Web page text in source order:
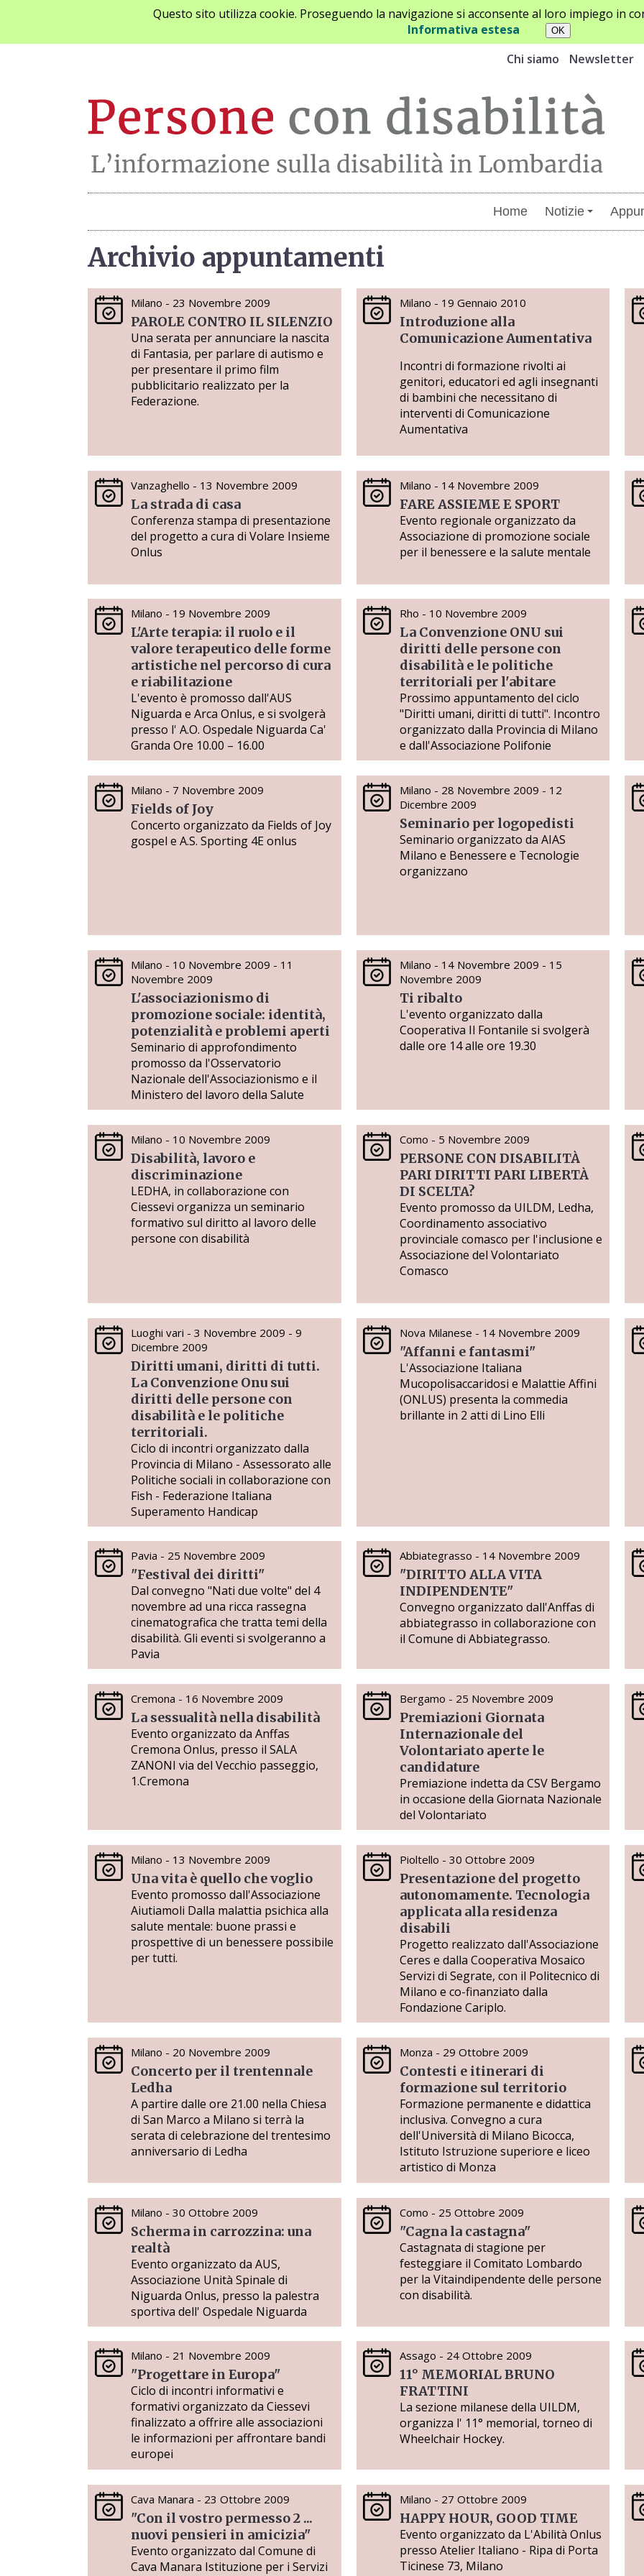
Questo sito utilizza cookie. Proseguendo la navigazione si acconsente al loro impiego in
Informativa estesa
Chi siamo
Newsletter
Home Notizie
Archivio appuntamenti
Milano - 23 Novembre 2009
PAROLE CONTRO IL SILENZIO
Una serata per annunciare la nascita
di Fantasia, per parlare di autismo e
per presentare il primo film
pubblicitario realizzato per la
Federazione.
Milano - 19 Gennaio 2010
Introduzione alla
Comunicazione Aumentativa
Incontri di formazione rivolti ai
genitori, educatori ed agli insegnanti
di bambini che necessitano di
interventi di Comunicazione
Aumentativa
Vanzaghello - 13 Novembre 2009
La strada di casa
Conferenza stampa di presentazione
del progetto a cura di Volare Insieme
Onlus
Milano - 14 Novembre 2009
FARE ASSIEME E SPORT
Evento regionale organizzato da
Associazione di promozione sociale
per il benessere e la salute mentale
Milano - 19 Novembre 2009
L'Arte terapia: il ruolo e il
valore terapeutico delle forme
artistiche nel percorso di cura
e riabilitazione
L'evento è promosso dall'AUS
Niguarda e Arca Onlus, e si svolgerà
presso l' A.O. Ospedale Niguarda Ca'
Granda Ore 10.00 – 16.00
Rho - 10 Novembre 2009
La Convenzione ONU sui
diritti delle persone con
disabilità e le politiche
territoriali per l'abitare
Prossimo appuntamento del ciclo
"Diritti umani, diritti di tutti". Incontro
organizzato dalla Provincia di Milano
e dall'Associazione Polifonie
Milano - 7 Novembre 2009
Fields of Joy
Concerto organizzato da Fields of Joy
gospel e A.S. Sporting 4E onlus
Milano - 28 Novembre 2009 - 12
Dicembre 2009
Seminario per logopedisti
Seminario organizzato da AIAS
Milano e Benessere e Tecnologie
organizzano
Milano - 10 Novembre 2009 - 11
Novembre 2009
L'associazionismo di
promozione sociale: identità,
potenzialità e problemi aperti
Seminario di approfondimento
promosso da l'Osservatorio
Nazionale dell'Associazionismo e il
Ministero del lavoro della Salute
Milano - 14 Novembre 2009 - 15
Novembre 2009
Ti ribalto
L'evento organizzato dalla
Cooperativa Il Fontanile si svolgerà
dalle ore 14 alle ore 19.30
Milano - 10 Novembre 2009
Disabilità, lavoro e
discriminazione
LEDHA, in collaborazione con
Ciessevi organizza un seminario
formativo sul diritto al lavoro delle
persone con disabilità
Como - 5 Novembre 2009
PERSONE CON DISABILITÀ
PARI DIRITTI PARI LIBERTÀ
DI SCELTA?
Evento promosso da UILDM, Ledha,
Coordinamento associativo
provinciale comasco per l'inclusione e
Associazione del Volontariato
Comasco
Luoghi vari - 3 Novembre 2009 - 9
Dicembre 2009
Diritti umani, diritti di tutti.
La Convenzione Onu sui
diritti delle persone con
disabilità e le politiche
territoriali.
Ciclo di incontri organizzato dalla
Provincia di Milano - Assessorato alle
Politiche sociali in collaborazione con
Fish - Federazione Italiana
Superamento Handicap
Nova Milanese - 14 Novembre 2009
"Affanni e fantasmi"
L'Associazione Italiana
Mucopolisaccaridosi e Malattie Affini
(ONLUS) presenta la commedia
brillante in 2 atti di Lino Elli
Pavia - 25 Novembre 2009
"Festival dei diritti"
Dal convegno "Nati due volte" del 4
novembre ad una ricca rassegna
cinematografica che tratta temi della
disabilità. Gli eventi si svolgeranno a
Pavia
Abbiategrasso - 14 Novembre 2009
"DIRITTO ALLA VITA
INDIPENDENTE"
Convegno organizzato dall'Anffas di
abbiategrasso in collaborazione con
il Comune di Abbiategrasso.
Cremona - 16 Novembre 2009
La sessualità nella disabilità
Evento organizzato da Anffas
Cremona Onlus, presso il SALA
ZANONI via del Vecchio passeggio,
1.Cremona
Bergamo - 25 Novembre 2009
Premiazioni Giornata
Internazionale del
Volontariato aperte le
candidature
Premiazione indetta da CSV Bergamo
in occasione della Giornata Nazionale
del Volontariato
Milano - 13 Novembre 2009
Una vita è quello che voglio
Evento promosso dall'Associazione
Aiutiamoli Dalla malattia psichica alla
salute mentale: buone prassi e
prospettive di un benessere possibile
per tutti.
Pioltello - 30 Ottobre 2009
Presentazione del progetto
autonomamente. Tecnologia
applicata alla residenza
disabili
Progetto realizzato dall'Associazione
Ceres e dalla Cooperativa Mosaico
Servizi di Segrate, con il Politecnico di
Milano e co-finanziato dalla
Fondazione Cariplo.
Milano - 20 Novembre 2009
Concerto per il trentennale
Ledha
A partire dalle ore 21.00 nella Chiesa
di San Marco a Milano si terrà la
serata di celebrazione del trentesimo
anniversario di Ledha
Monza - 29 Ottobre 2009
Contesti e itinerari di
formazione sul territorio
Formazione permanente e didattica
inclusiva. Convegno a cura
dell'Università di Milano Bicocca,
Istituto Istruzione superiore e liceo
artistico di Monza
Milano - 30 Ottobre 2009
Scherma in carrozzina: una
realtà
Evento organizzato da AUS,
Associazione Unità Spinale di
Niguarda Onlus, presso la palestra
sportiva dell' Ospedale Niguarda
Como - 25 Ottobre 2009
"Cagna la castagna"
Castagnata di stagione per
festeggiare il Comitato Lombardo
per la Vitaindipendente delle persone
con disabilità.
Milano - 21 Novembre 2009
"Progettare in Europa"
Ciclo di incontri informativi e
formativi organizzato da Ciessevi
finalizzato a offrire alle associazioni
le informazioni per affrontare bandi
europei
Assago - 24 Ottobre 2009
11° MEMORIAL BRUNO
FRATTINI
La sezione milanese della UILDM,
organizza l' 11° memorial, torneo di
Wheelchair Hockey.
Cava Manara - 23 Ottobre 2009
"Con il vostro permesso 2 ...
nuovi pensieri in amicizia"
Evento organizzato dal Comune di
Cava Manara Istituzione per i Servizi
Milano - 27 Ottobre 2009
HAPPY HOUR, GOOD TIME
Evento organizzato da L'Abilità Onlus
presso Atelier Italiano - Ripa di Porta
Ticinese 73, Milano